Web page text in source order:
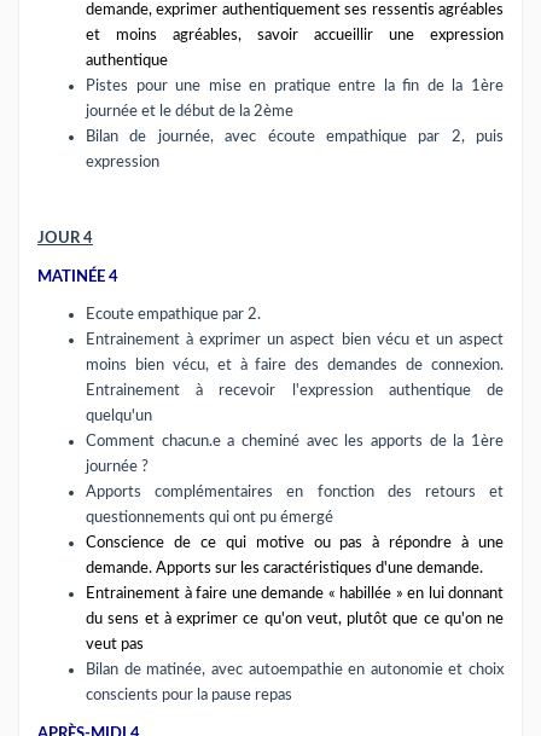
demande, exprimer authentiquement ses ressentis agréables
et moins agréables, savoir accueillir une expression
authentique
Pistes pour une mise en pratique entre la fin de la 1ère
journée et le début de la 2ème
Bilan de journée, avec écoute empathique par 2, puis
expression
JOUR 4
MATINÉE 4
Ecoute empathique par 2.
Entrainement à exprimer un aspect bien vécu et un aspect
moins bien vécu, et à faire des demandes de connexion.
Entrainement à recevoir l'expression authentique de
quelqu'un
Comment chacun.e a cheminé avec les apports de la 1ère
journée ?
Apports complémentaires en fonction des retours et
questionnements qui ont pu émergé
Conscience de ce qui motive ou pas à répondre à une
demande. Apports sur les caractéristiques d'une demande.
Entrainement à faire une demande « habillée » en lui donnant
du sens et à exprimer ce qu'on veut, plutôt que ce qu'on ne
veut pas
Bilan de matinée, avec autoempathie en autonomie et choix
conscients pour la pause repas